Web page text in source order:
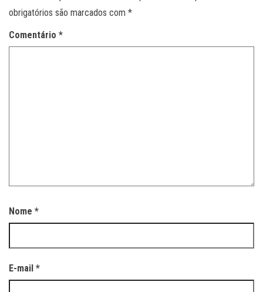
obrigatórios são marcados com *
Comentário *
Nome *
E-mail *